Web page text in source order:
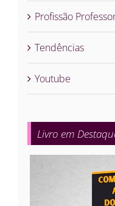
Profissão
Tendências
Youtube
Livro em